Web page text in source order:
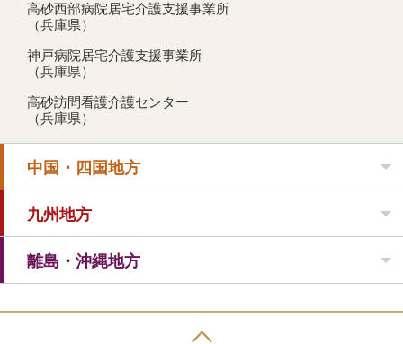
高砂西部病院居宅介護支援事業所
（兵庫県）
神戸病院居宅介護支援事業所
（兵庫県）
高砂訪問看護介護センター
（兵庫県）
中国・四国地方
九州地方
離島・沖縄地方